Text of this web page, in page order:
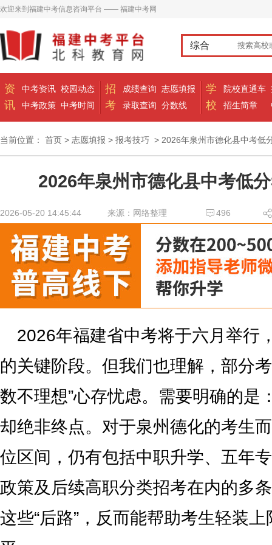
欢迎来到福建中考信息咨询平台 —— 福建中考网
综合
资
讯
中考资讯
中考政策
校园动态
中考时间
招
考
成绩查询
录取查询
志愿填报
分数线
学
校
院校直通车
招生简章
当前位置： 首页 > 志愿填报 > 报考技巧 > 2026年泉州市德化县中考低
2026年泉州市德化县中考低
2026-05-20 14:45:44 来源：网络整理 496
2026年福建省中考将于六月举行
的关键阶段。但我们也理解，部分
数不理想”心存忧虑。需要明确的是
却绝非终点。对于泉州德化的考生
位区间，仍有包括中职升学、五年
政策及后续高职分类招考在内的多
这些“后路”，反而能帮助考生轻装